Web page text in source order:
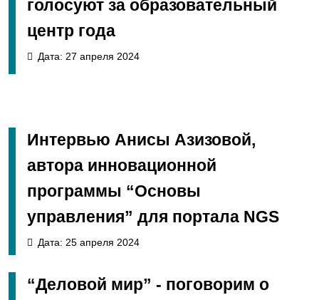
голосуют за образовательный
центр года
Дата: 27 апреля 2024
Интервью Анисы Азизовой,
автора инновационной
программы “Основы
управления” для портала NGS
Дата: 25 апреля 2024
“Деловой мир” - поговорим о